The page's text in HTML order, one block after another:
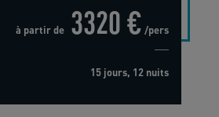
à partir de 3320 € /pers
15 jours, 12 nuits